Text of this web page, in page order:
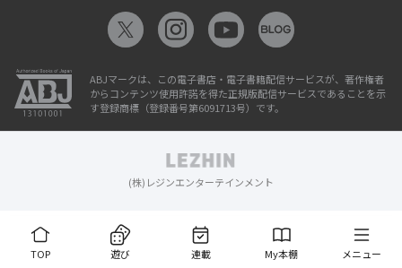
TOP 遊び 連載 My本棚 メニュー
ABJマークは、この電子書店・電子書籍配信サービスが、著作権者
からコンテンツ使用許諾を得た正規版配信サービスであることを示
す登録商標（登録番号第6091713号）です。
(株)レジンエンターテインメント